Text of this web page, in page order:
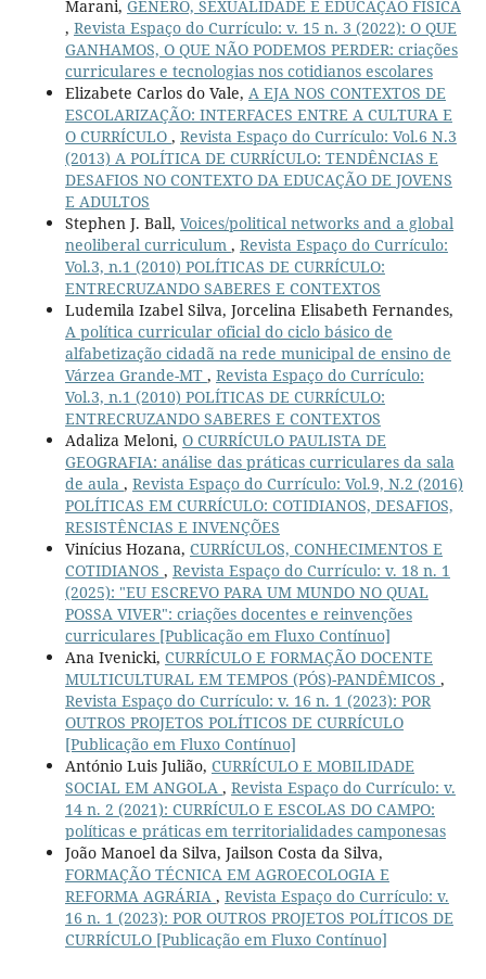
Marani, GÊNERO, SEXUALIDADE E EDUCAÇÃO FÍSICA
, Revista Espaço do Currículo: v. 15 n. 3 (2022): O QUE
GANHAMOS, O QUE NÃO PODEMOS PERDER: criações
curriculares e tecnologias nos cotidianos escolares
Elizabete Carlos do Vale, A EJA NOS CONTEXTOS DE
ESCOLARIZAÇÃO: INTERFACES ENTRE A CULTURA E
O CURRÍCULO , Revista Espaço do Currículo: Vol.6 N.3
(2013) A POLÍTICA DE CURRÍCULO: TENDÊNCIAS E
DESAFIOS NO CONTEXTO DA EDUCAÇÃO DE JOVENS
E ADULTOS
Stephen J. Ball, Voices/political networks and a global
neoliberal curriculum , Revista Espaço do Currículo:
Vol.3, n.1 (2010) POLÍTICAS DE CURRÍCULO:
ENTRECRUZANDO SABERES E CONTEXTOS
Ludemila Izabel Silva, Jorcelina Elisabeth Fernandes,
A política curricular oficial do ciclo básico de
alfabetização cidadã na rede municipal de ensino de
Várzea Grande-MT , Revista Espaço do Currículo:
Vol.3, n.1 (2010) POLÍTICAS DE CURRÍCULO:
ENTRECRUZANDO SABERES E CONTEXTOS
Adaliza Meloni, O CURRÍCULO PAULISTA DE
GEOGRAFIA: análise das práticas curriculares da sala
de aula , Revista Espaço do Currículo: Vol.9, N.2 (2016)
POLÍTICAS EM CURRÍCULO: COTIDIANOS, DESAFIOS,
RESISTÊNCIAS E INVENÇÕES
Vinícius Hozana, CURRÍCULOS, CONHECIMENTOS E
COTIDIANOS , Revista Espaço do Currículo: v. 18 n. 1
(2025): "EU ESCREVO PARA UM MUNDO NO QUAL
POSSA VIVER": criações docentes e reinvenções
curriculares [Publicação em Fluxo Contínuo]
Ana Ivenicki, CURRÍCULO E FORMAÇÃO DOCENTE
MULTICULTURAL EM TEMPOS (PÓS)-PANDÊMICOS ,
Revista Espaço do Currículo: v. 16 n. 1 (2023): POR
OUTROS PROJETOS POLÍTICOS DE CURRÍCULO
[Publicação em Fluxo Contínuo]
António Luis Julião, CURRÍCULO E MOBILIDADE
SOCIAL EM ANGOLA , Revista Espaço do Currículo: v.
14 n. 2 (2021): CURRÍCULO E ESCOLAS DO CAMPO:
políticas e práticas em territorialidades camponesas
João Manoel da Silva, Jailson Costa da Silva,
FORMAÇÃO TÉCNICA EM AGROECOLOGIA E
REFORMA AGRÁRIA , Revista Espaço do Currículo: v.
16 n. 1 (2023): POR OUTROS PROJETOS POLÍTICOS DE
CURRÍCULO [Publicação em Fluxo Contínuo]